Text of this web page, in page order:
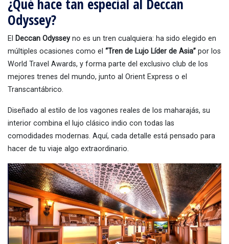
¿Qué hace tan especial al Deccan
Odyssey?
El Deccan Odysseyno es un tren cualquiera: ha sido elegido en
múltiples ocasiones como el “Tren de Lujo Líder de Asia” por los
World Travel Awards, y forma parte del exclusivo club de los
mejores trenes del mundo, junto al Orient Express o el
Transcantábrico.
Diseñado al estilo de los vagones reales de los maharajás, su
interior combina el lujo clásico indio con todas las
comodidades modernas. Aquí, cada detalle está pensado para
hacer de tu viaje algo extraordinario.